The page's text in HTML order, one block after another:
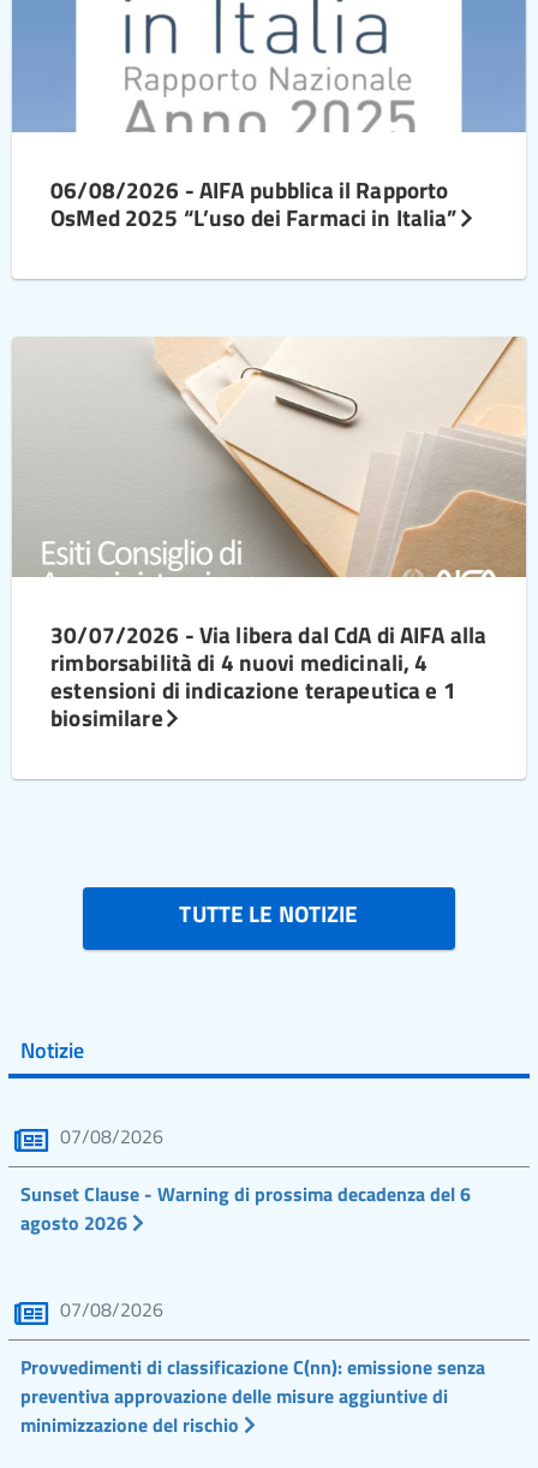
06/08/2026 - AIFA pubblica il Rapporto
OsMed 2025 “L’uso dei Farmaci in Italia”
30/07/2026 - Via libera dal CdA di AIFA alla
rimborsabilità di 4 nuovi medicinali, 4
estensioni di indicazione terapeutica e 1
biosimilare
TUTTE LE NOTIZIE
Notizie
07/08/2026
Sunset Clause - Warning di prossima decadenza del 6
agosto 2026
07/08/2026
Provvedimenti di classificazione C(nn): emissione senza
preventiva approvazione delle misure aggiuntive di
minimizzazione del rischio